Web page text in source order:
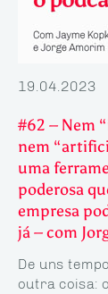
19.04.2023
#62 – Nem
nem
uma
poderosa
empresa
já – com
De uns
outra coisa: